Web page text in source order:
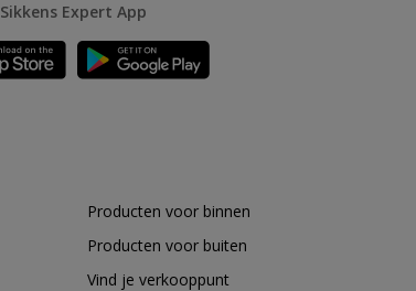
Sikkens Expert App
Producten voor binnen
Producten voor buiten
Vind je verkooppunt